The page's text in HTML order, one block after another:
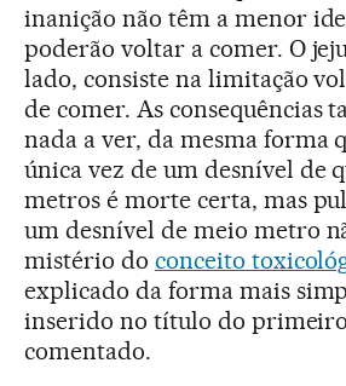
inanição não têm a menor
poderão voltar a comer. O
lado, consiste na limitação
de comer. As consequências
nada a ver, da mesma forma
única vez de um desnível de
metros é morte certa, mas
um desnível de meio metro
mistério do conceito
explicado da forma mais
inserido no título do
comentado.